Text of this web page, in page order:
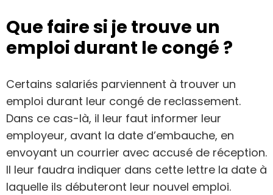
Que faire si je trouve un
emploi durant le congé ?
Certains salariés parviennent à trouver un
emploi durant leur congé de reclassement.
Dans ce cas-là, il leur faut informer leur
employeur, avant la date d’embauche, en
envoyant un courrier avec accusé de réception.
Il leur faudra indiquer dans cette lettre la date à
laquelle ils débuteront leur nouvel emploi.